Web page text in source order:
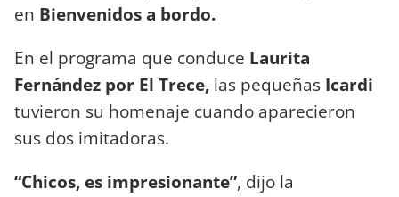
en Bienvenidos a bordo.
En el programa que conduce Laurita
Fernández por El Trece, las pequeñas Icardi
tuvieron su homenaje cuando aparecieron
sus dos imitadoras.
“Chicos, es impresionante”, dijo la